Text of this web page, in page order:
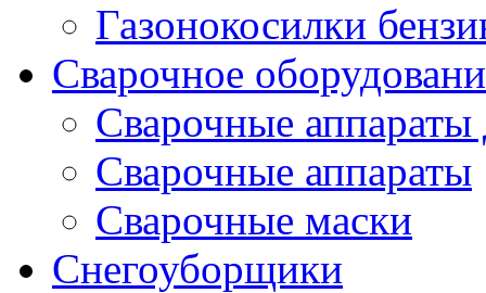
Газонокосилки
Сварочное
Сварочные
Сварочные аппараты
Сварочные маски
Снегоуборщики